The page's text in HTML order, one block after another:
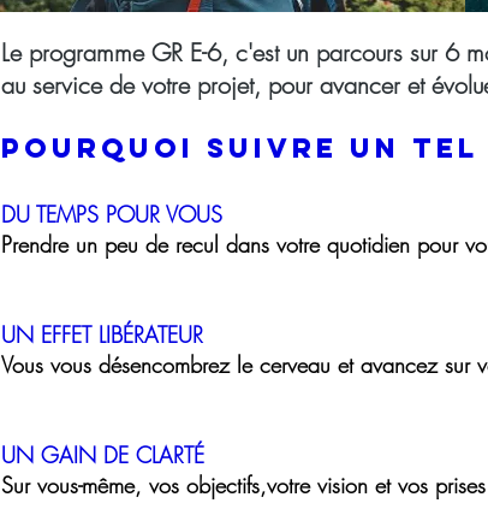
Le programme GR E-6, c'est un parcours sur 6
au service de votre projet, pour avancer et
Pourquoi suivre un tel
DU TEMPS POUR VOUS
Prendre un peu de recul dans votre quotidien pour
UN EFFET LIBÉRATEUR
Vous vous désencombrez le cerveau et avancez
UN GAIN DE CLARTÉ
Sur vous-même, vos objectifs,votre vision et vos